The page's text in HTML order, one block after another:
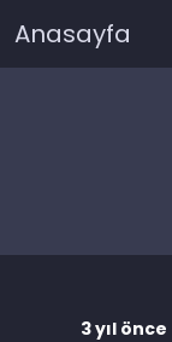
Anasayfa
3 yıl önce